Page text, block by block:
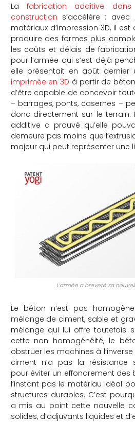
La fabrication additive
construction s’accélère :
matériaux d’impression 3D, il
produire des formes plus
les coûts et délais de
pour l’armée qui s’est déjà
elle présentait en août dernier
imprimée en 3D à partir de
d’être capable de concevoir
– barrages, ponts, casernes –
donc directement sur le
additive a prouvé qu’elle
demeure pas moins que
majeur qui peut représenter une
L’armée a breveté sa
Le béton n’est pas
mélange de ciment, sable et
mélange qui lui offre toutefois
cette non homogénéité, le
obstruer les machines à
ciment n’a pas la résistance
pour éviter un effondrement des
l’instant pas le matériau idéal
structures durables. C’est
a mis au point cette nouvelle
solides, d’adjuvants liquides et